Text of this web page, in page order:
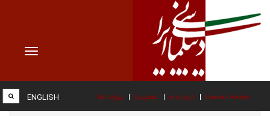
Toggle
صفحه نخست درباره ما عضویت پیوند ها ENGLISH